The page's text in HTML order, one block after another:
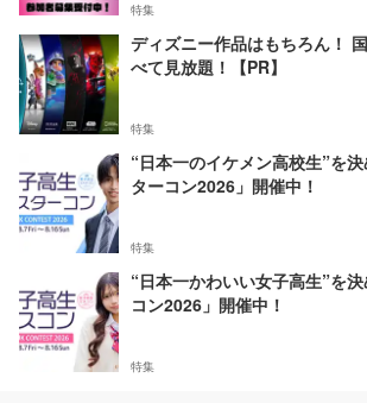
特集
ディズニー作品はもちろん！
べて見放題！【PR】
特集
“日本一のイケメン高校生”を
ターコン2026」開催中！
特集
“日本一かわいい女子高生”を
コン2026」開催中！
特集